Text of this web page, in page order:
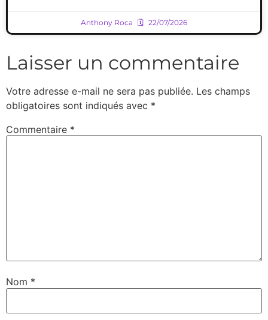
Anthony Roca 22/07/2026
Laisser un commentaire
Votre adresse e-mail ne sera pas publiée. Les champs
obligatoires sont indiqués avec *
Commentaire *
Nom *